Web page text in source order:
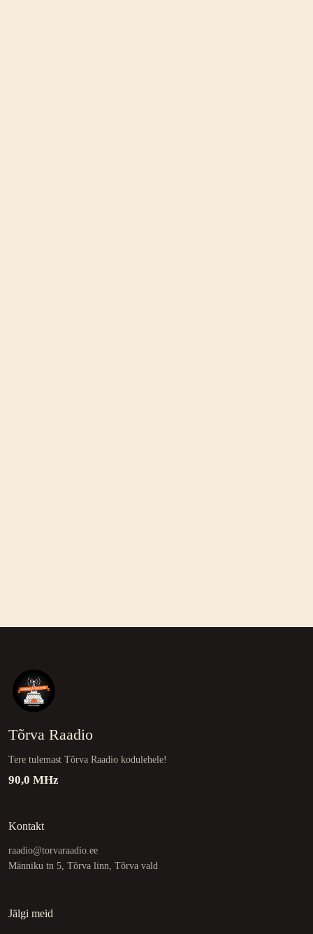
Tõrva Raadio
Tere tulemast Tõrva Raadio kodulehele!
90,0 MHz
Kontakt
raadio@torvaraadio.ee
Männiku tn 5, Tõrva linn, Tõrva vald
Jälgi meid